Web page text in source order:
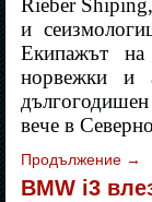
Rieber
и
Екипажът
норвежки и
вече в
Продължение →
BMW i3